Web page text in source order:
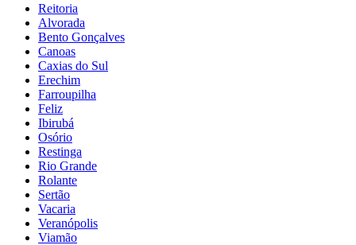
Reitoria
Alvorada
Bento Gonçalves
Canoas
Caxias do Sul
Erechim
Farroupilha
Feliz
Ibirubá
Osório
Restinga
Rio Grande
Rolante
Sertão
Vacaria
Veranópolis
Viamão